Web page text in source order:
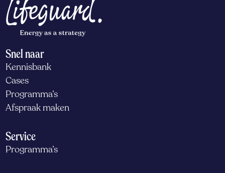
Snel naar
Kennisbank
Cases
Programma’s
Afspraak maken
Service
Programma’s